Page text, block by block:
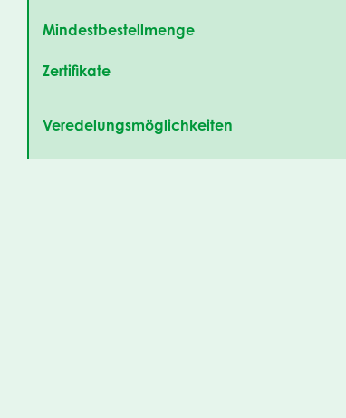
Mindestbestellmenge
Zertifikate
Veredelungsmöglichkeiten